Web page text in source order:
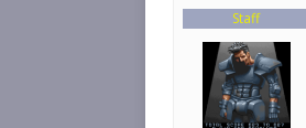
Staff